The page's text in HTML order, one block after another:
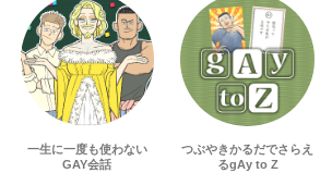
一生に一度も使わない
GAY会話
つぶやきかるだでさらえ
るgAy to Z